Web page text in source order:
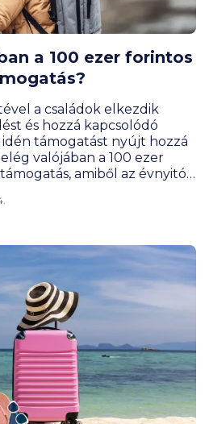
a 100 ezer forintos
a családok elkezdik
és hozzá kapcsolódó
támogatást nyújt hozzá
valójában a 100 ezer
amiből az évnyitó
csak a füzetekről és
és számos kisebb,
is megjelenik a családi